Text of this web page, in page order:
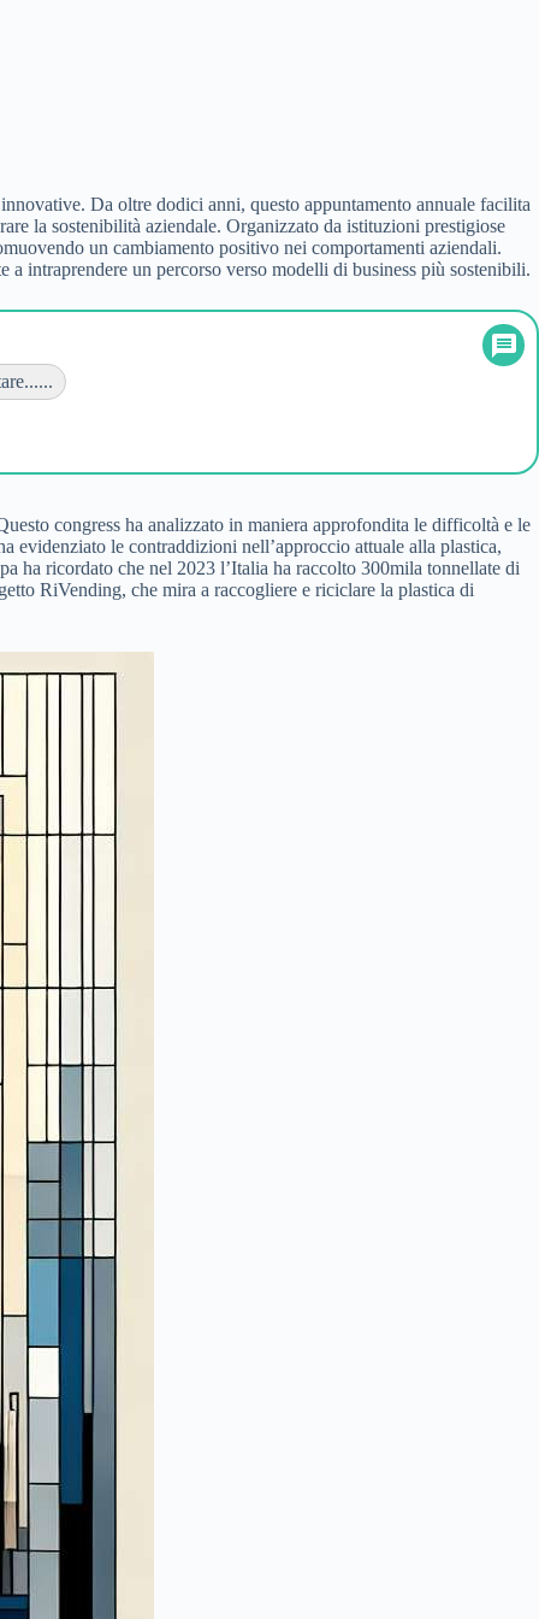
Da oltre dodici anni, questo appuntamento annuale facilita
la sostenibilità aziendale. Organizzato da istituzioni prestigiose
un cambiamento positivo nei comportamenti aziendali.
intraprendere un percorso verso modelli di business più sostenibili.
congress ha analizzato in maniera approfondita le difficoltà e le
evidenziato le contraddizioni nell’approccio attuale alla plastica,
ha ricordato che nel 2023 l’Italia ha raccolto 300mila tonnellate di
RiVending, che mira a raccogliere e riciclare la plastica di